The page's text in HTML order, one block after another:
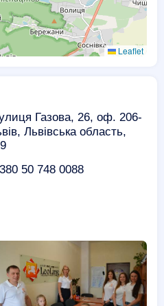
Leaflet
Газова, 26, оф. 206-
Львівська область,
50 748 0088